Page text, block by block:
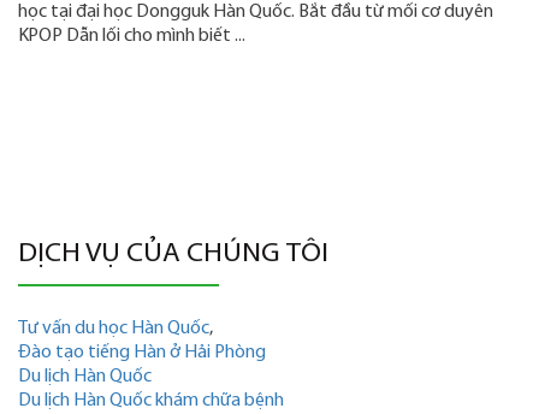
học tại đại học Dongguk Hàn Quốc. Bắt đầu từ mối cơ duyên
KPOP Dẫn lối cho mình biết ...
DỊCH VỤ CỦA CHÚNG TÔI
Tư vấn du học Hàn Quốc,
Đào tạo tiếng Hàn ở Hải Phòng
Du lịch Hàn Quốc
Du lịch Hàn Quốc khám chữa bệnh